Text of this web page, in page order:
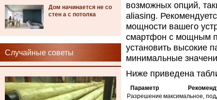
Дом начинается не со
стен а с потолка
Случайные советы
возможных опций,
aliasing.
мощности вашего
смартфон с мощным
установить высокие
минимальные
Ниже приведена
Параметр
Разрешение максимальное,